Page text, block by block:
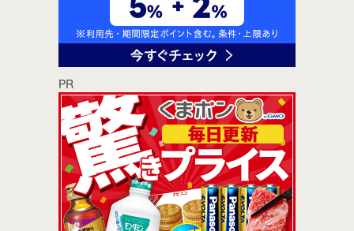
PR